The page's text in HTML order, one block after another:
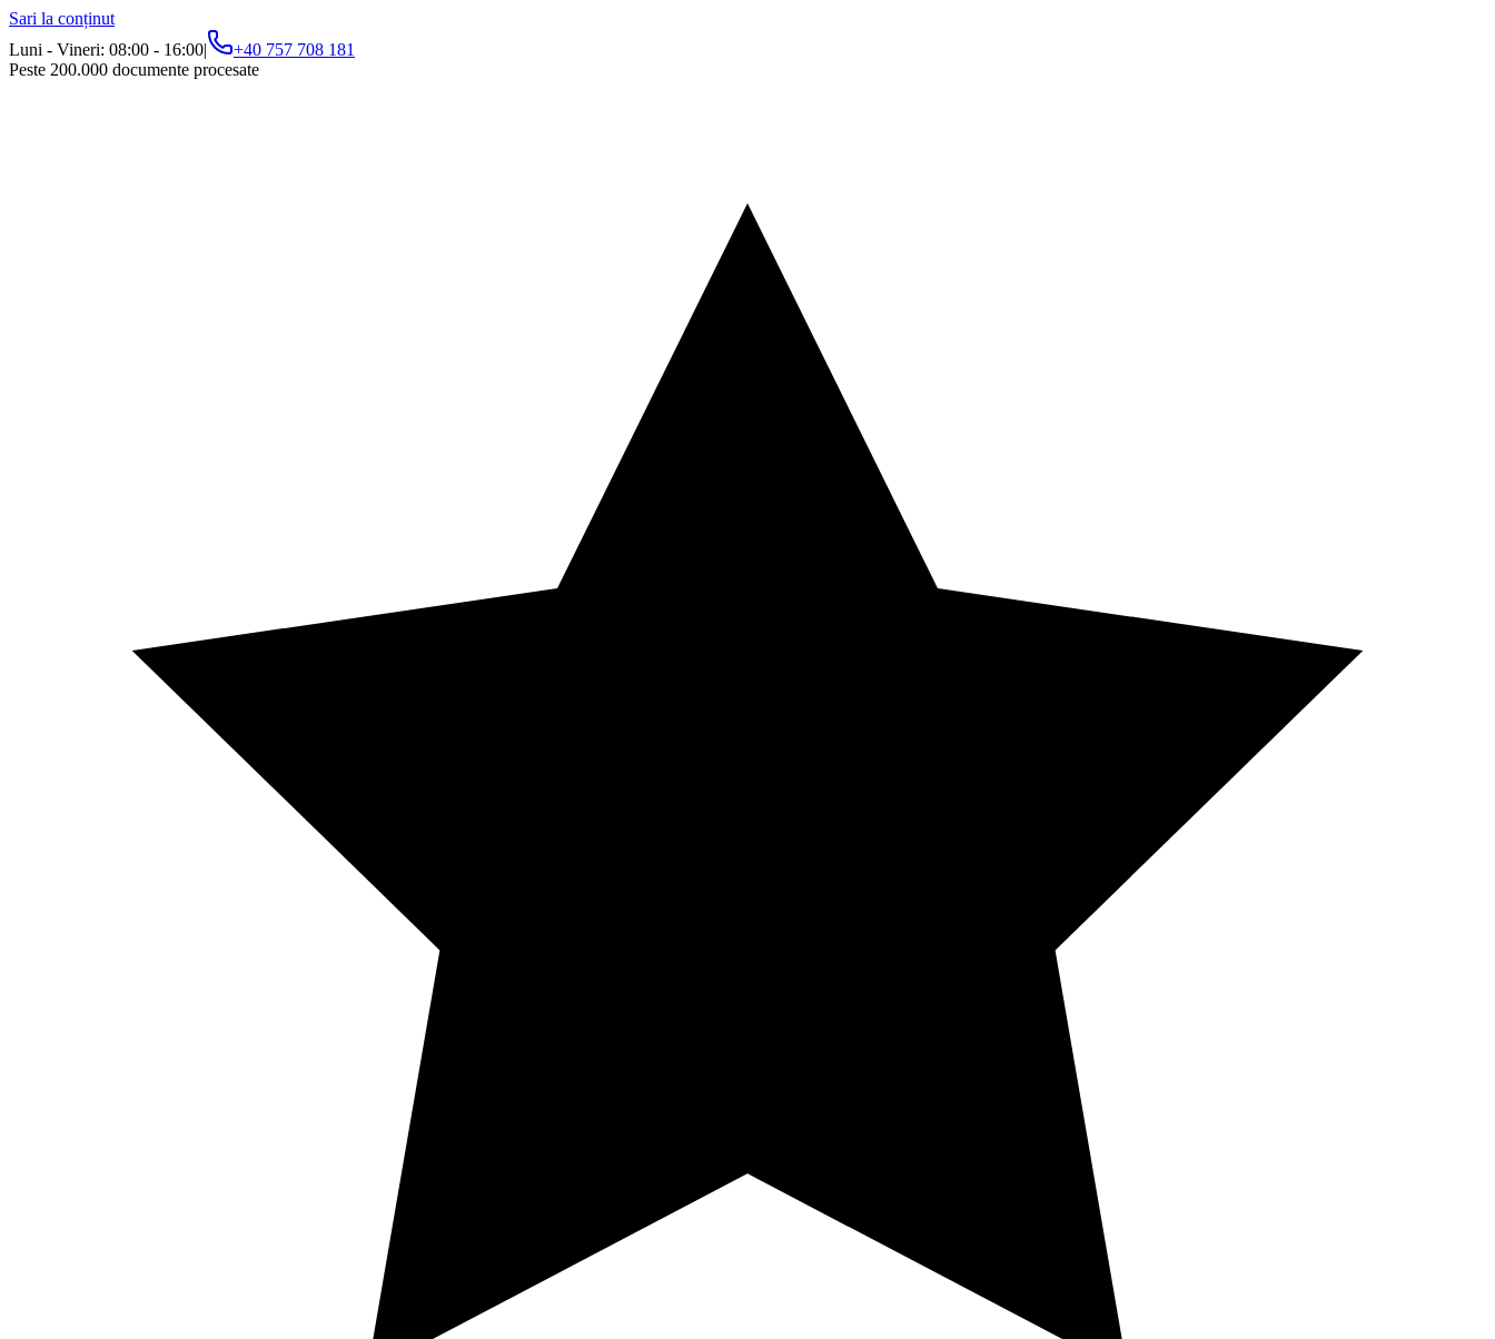
Sari la conținut
Luni - Vineri: 08:00 - 16:00|
+40 757 708 181
Peste 200.000 documente procesate